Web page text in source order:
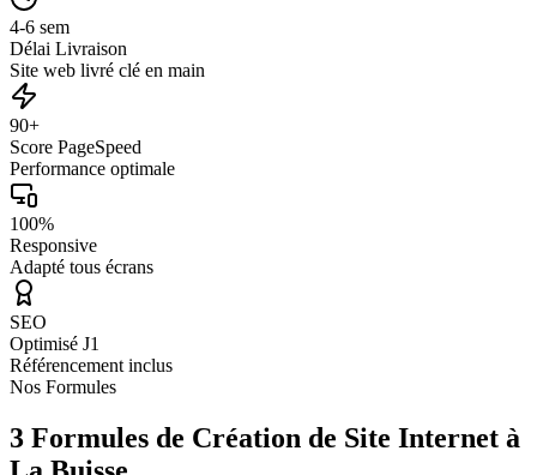
4-6 sem
Délai Livraison
Site web livré clé en main
90+
Score PageSpeed
Performance optimale
100%
Responsive
Adapté tous écrans
SEO
Optimisé J1
Référencement inclus
Nos Formules
3 Formules de Création de Site Internet à